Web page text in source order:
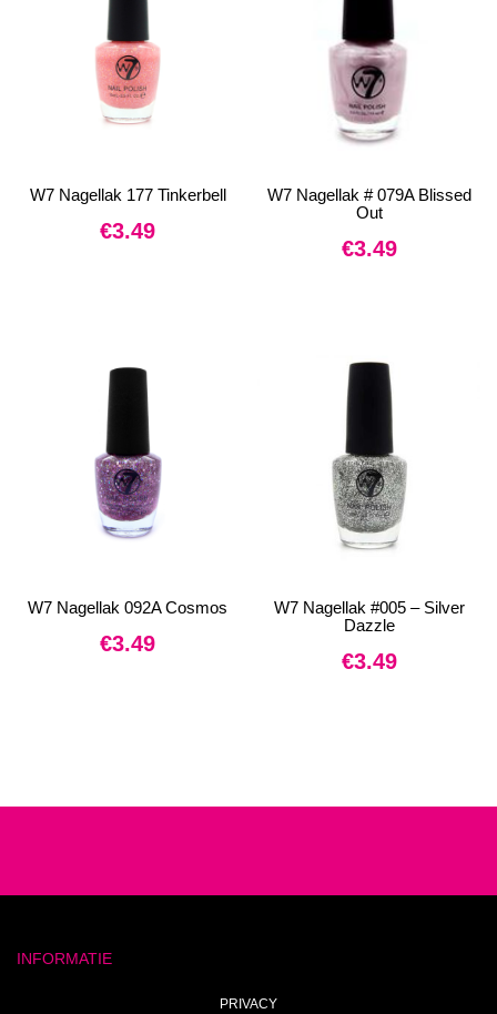
W7 Nagellak 177 Tinkerbell
€3.49
W7 Nagellak # 079A Blissed
Out
€3.49
W7 Nagellak 092A Cosmos
€3.49
W7 Nagellak #005 – Silver
Dazzle
€3.49
INFORMATIE
PRIVACY